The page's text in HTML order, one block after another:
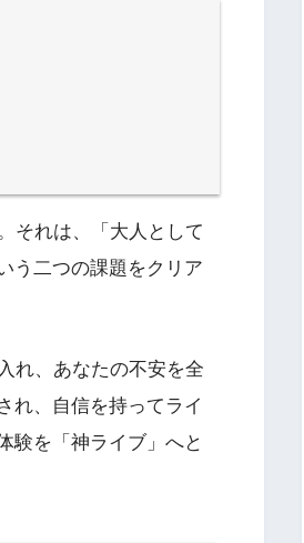
それは、「大人として
う二つの課題をクリア
れ、あなたの不安を全
れ、自信を持ってライ
験を「神ライブ」へと